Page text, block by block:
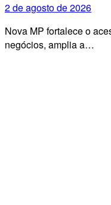
2 de agosto de 2026
Nova MP fortalece o
negócios, amplia a…